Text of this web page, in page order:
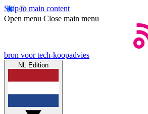
Skip to main content
Open menu Close main menu
bron voor tech-koopadvies
NL Edition